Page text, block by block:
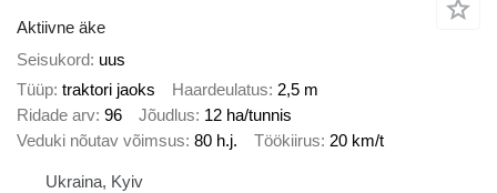
Aktiivne äke
Seisukord uus
Tüüp traktori jaoks Haardeulatus 2,5 m
Ridade arv 96 Jõudlus 12 ha/tunnis
Veduki nõutav võimsus 80 h.j. Töökiirus 20 km/t
Ukraina, Kyiv